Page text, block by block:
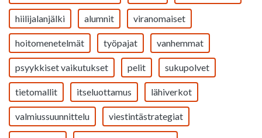
hiilijalanjälki alumnit viranomaiset
hoitomenetelmät työpajat vanhemmat
psyykkiset vaikutukset pelit sukupolvet
tietomallit itseluottamus lähiverkot
valmiussuunnittelu viestintästrategiat